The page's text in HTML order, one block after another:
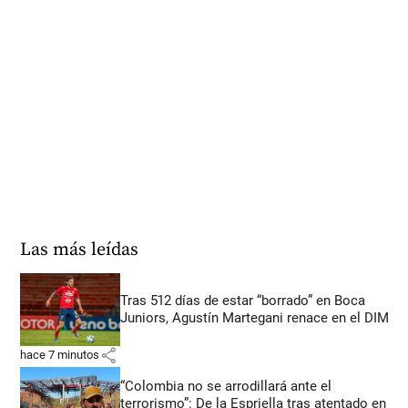
Las más leídas
Tras 512 días de estar “borrado” en Boca
Juniors, Agustín Martegani renace en el DIM
hace 7 minutos share
“Colombia no se arrodillará ante el
terrorismo”: De la Espriella tras atentado en